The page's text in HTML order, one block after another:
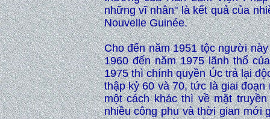
những vĩ nhân" là kết quả của
Nouvelle Guinée.
Cho đến năm 1951 tộc người
1960 đến năm 1975 lãnh thổ
1975 thì chính quyền Úc trả lại
thập kỷ 60 và 70, tức là giai
một cách khác thì về mặt
nhiều công phu và thời gian